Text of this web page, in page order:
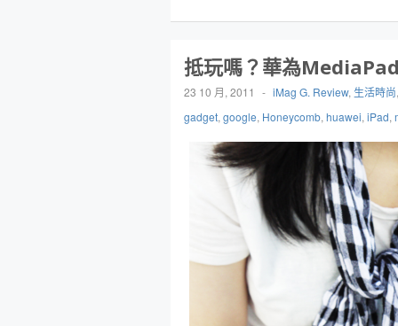
抵玩嗎？華為
23 10 月, 2011 - iMag G. Review, 生活時尚
gadget, google, Honeycomb, huawei, iPad,